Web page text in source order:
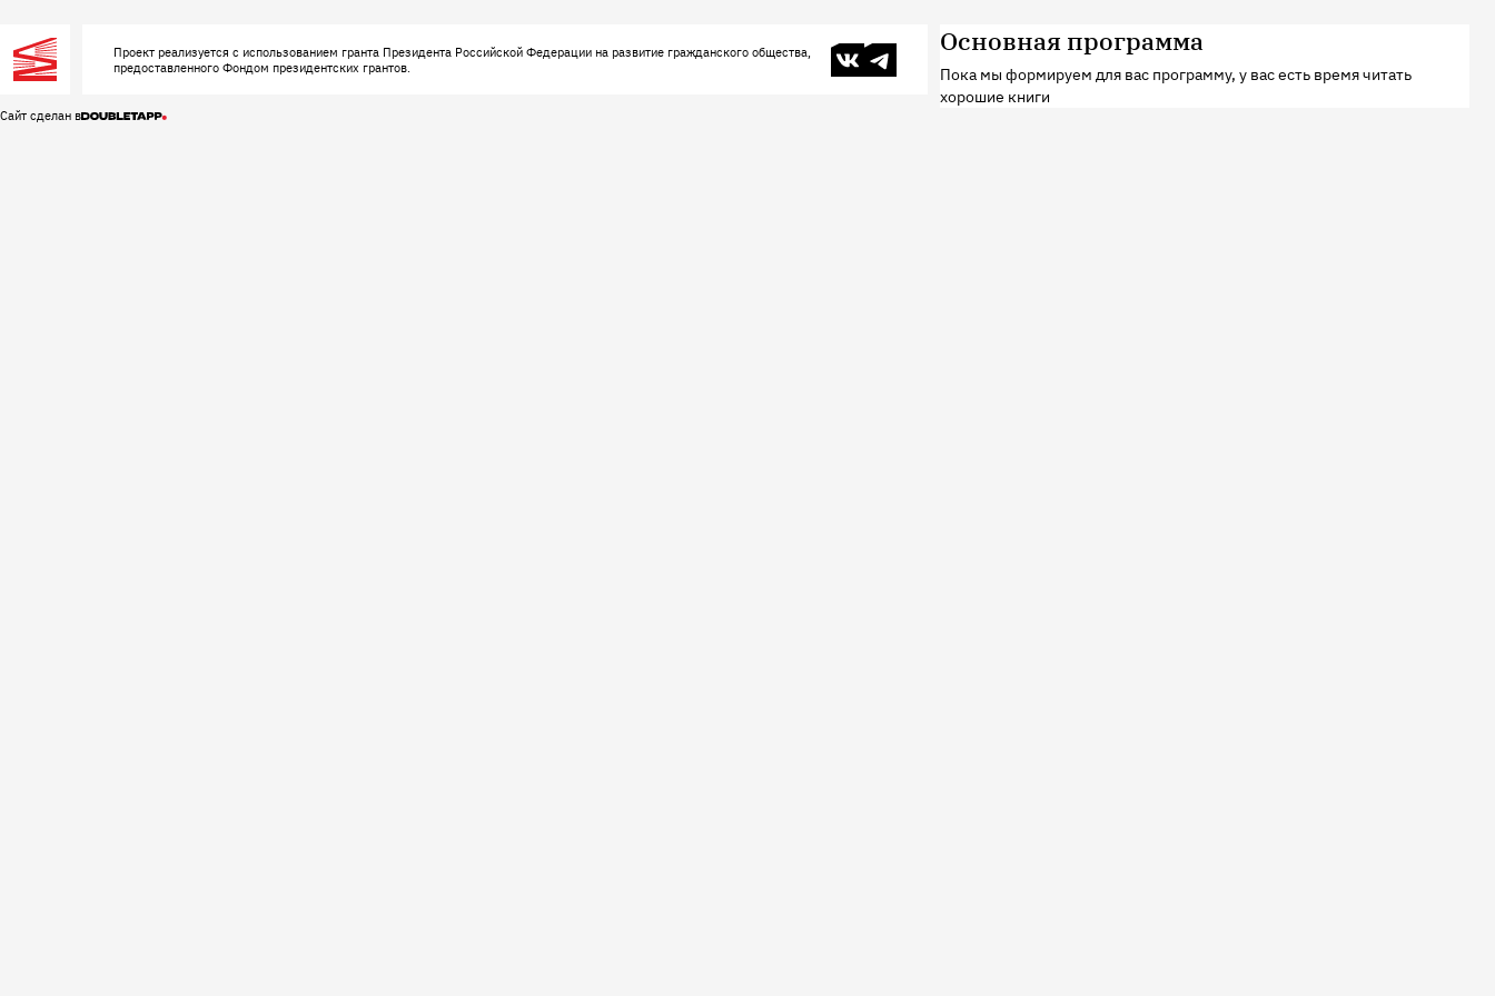
Основная программа
Пока мы формируем для вас программу, у вас есть время читать
хорошие книги
Проект реализуется с использованием гранта Президента Российской Федерации на развитие гражданского общества,
предоставленного Фондом президентских грантов.
В контактеТелеграм
Сайт сделан в